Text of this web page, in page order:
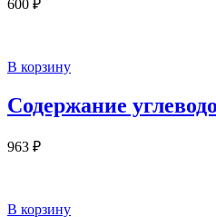
600 ₽
В корзину
Содержание
963 ₽
В корзину